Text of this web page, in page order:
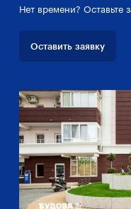
Нет времени? Оставьте
Оставить заявку